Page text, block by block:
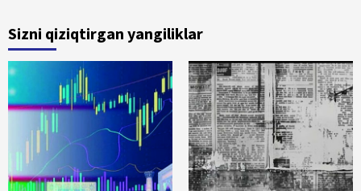
Sizni qiziqtirgan yangiliklar